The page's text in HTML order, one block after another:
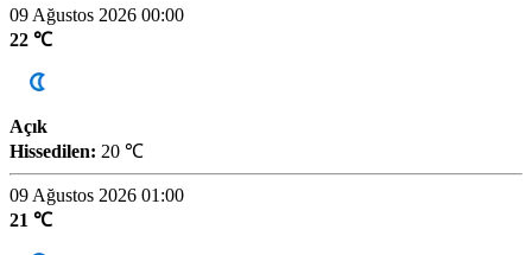
09 Ağustos 2026 00:00
22 ℃
Açık
Hissedilen: 20 ℃
09 Ağustos 2026 01:00
21 ℃